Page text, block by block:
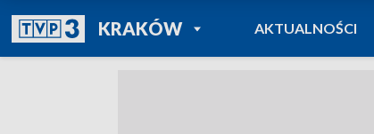
KRAKÓWPOWRÓT DO
TVP REGIONY
AKTUALNOŚCI